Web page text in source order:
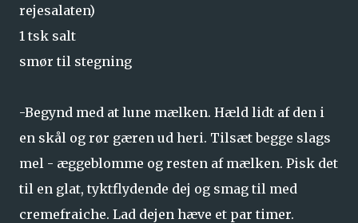
rejesalaten)
1 tsk salt
smør til stegning
-Begynd med at lune mælken. Hæld lidt af den i
en skål og rør gæren ud heri. Tilsæt begge slags
mel - æggeblomme og resten af mælken. Pisk det
til en glat, tyktflydende dej og smag til med
cremefraiche. Lad dejen hæve et par timer.